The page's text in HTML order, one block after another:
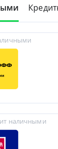
наличными